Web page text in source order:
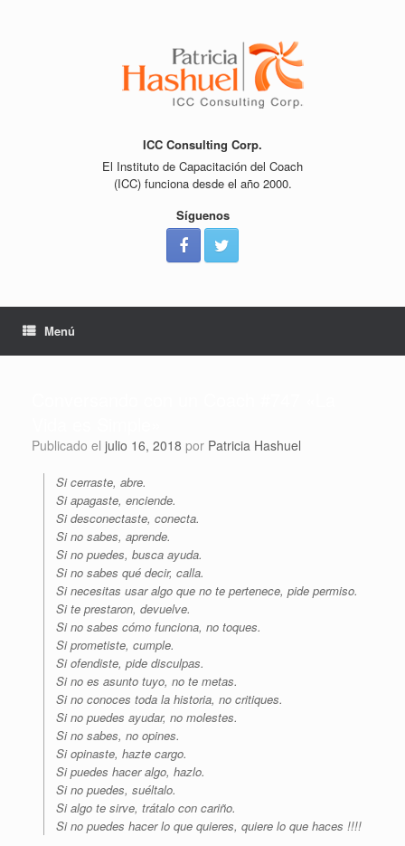
ICC Consulting Corp.
El Instituto de Capacitación del Coach
(ICC) funciona desde el año 2000.
Síguenos
Menú
Publicado el julio 16, 2018 por Patricia Hashuel
Si cerraste, abre.
Si apagaste, enciende.
Si desconectaste, conecta.
Si no sabes, aprende.
Si no puedes, busca ayuda.
Si no sabes qué decir, calla.
Si necesitas usar algo que no te pertenece, pide permiso.
Si te prestaron, devuelve.
Si no sabes cómo funciona, no toques.
Si prometiste, cumple.
Si ofendiste, pide disculpas.
Si no es asunto tuyo, no te metas.
Si no conoces toda la historia, no critiques.
Si no puedes ayudar, no molestes.
Si no sabes, no opines.
Si opinaste, hazte cargo.
Si puedes hacer algo, hazlo.
Si no puedes, suéltalo.
Si algo te sirve, trátalo con cariño.
Si no puedes hacer lo que quieres, quiere lo que haces !!!!